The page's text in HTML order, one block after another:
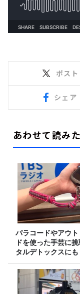
ポスト
シェア
あわせて読み
パラコードやアウ
ドを使った手芸に
タルデトックスにも